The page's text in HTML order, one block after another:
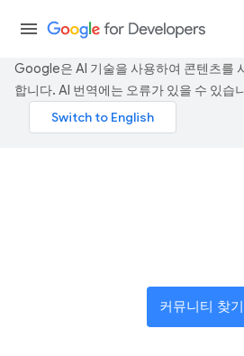
Google은 AI 기술을 사용하여 콘텐츠를
합니다. AI 번역에는 오류가 있을 수 있습
커뮤니티 찾기